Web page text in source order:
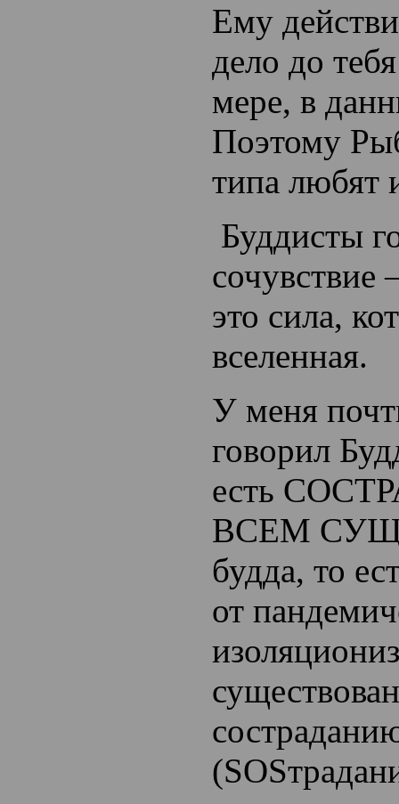
Ему
дело до
мере, в
Поэтому
типа любят
Буддисты
сочувствие
это сила,
вселенная.
У меня
говорил
есть
ВСЕМ
будда, то
от